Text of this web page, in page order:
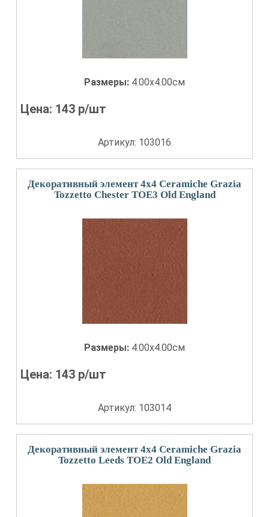
Размеры: 4.00x4.00см
Цена: 143 р/шт
Артикул: 103016
Декоративный элемент 4x4 Ceramiche Grazia
Tozzetto Chester TOE3 Old England
Размеры: 4.00x4.00см
Цена: 143 р/шт
Артикул: 103014
Декоративный элемент 4x4 Ceramiche Grazia
Tozzetto Leeds TOE2 Old England